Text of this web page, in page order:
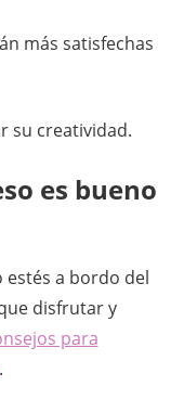
d
c
s
i
más satisfechas
su creatividad.
es bueno
a bordo del
disfrutar y
para
.